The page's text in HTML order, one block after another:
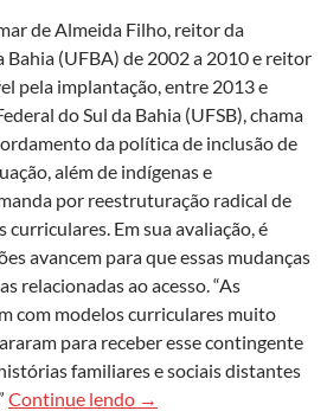
de Almeida Filho, reitor da
Bahia (UFBA) de 2002 a 2010 e reitor
pela implantação, entre 2013 e
do Sul da Bahia (UFSB), chama
da política de inclusão de
além de indígenas e
por reestruturação radical de
Em sua avaliação, é
avancem para que essas mudanças
relacionadas ao acesso. “As
com modelos curriculares muito
para receber esse contingente
familiares e sociais distantes
Continue lendo Naomar de Almeida:
→